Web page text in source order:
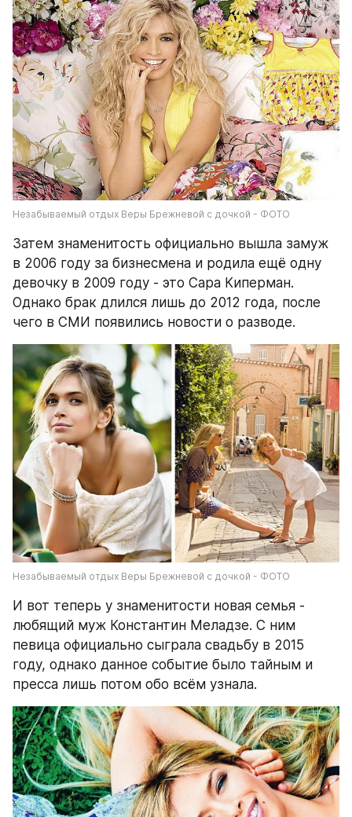
Незабываемый отдых Веры Брежневой с дочкой - ФОТО
Затем знаменитость официально вышла замуж
в 2006 году за бизнесмена и родила ещё одну
девочку в 2009 году - это Сара Киперман.
Однако брак длился лишь до 2012 года, после
чего в СМИ появились новости о разводе.
Незабываемый отдых Веры Брежневой с дочкой - ФОТО
И вот теперь у знаменитости новая семья -
любящий муж Константин Меладзе. С ним
певица официально сыграла свадьбу в 2015
году, однако данное событие было тайным и
пресса лишь потом обо всём узнала.